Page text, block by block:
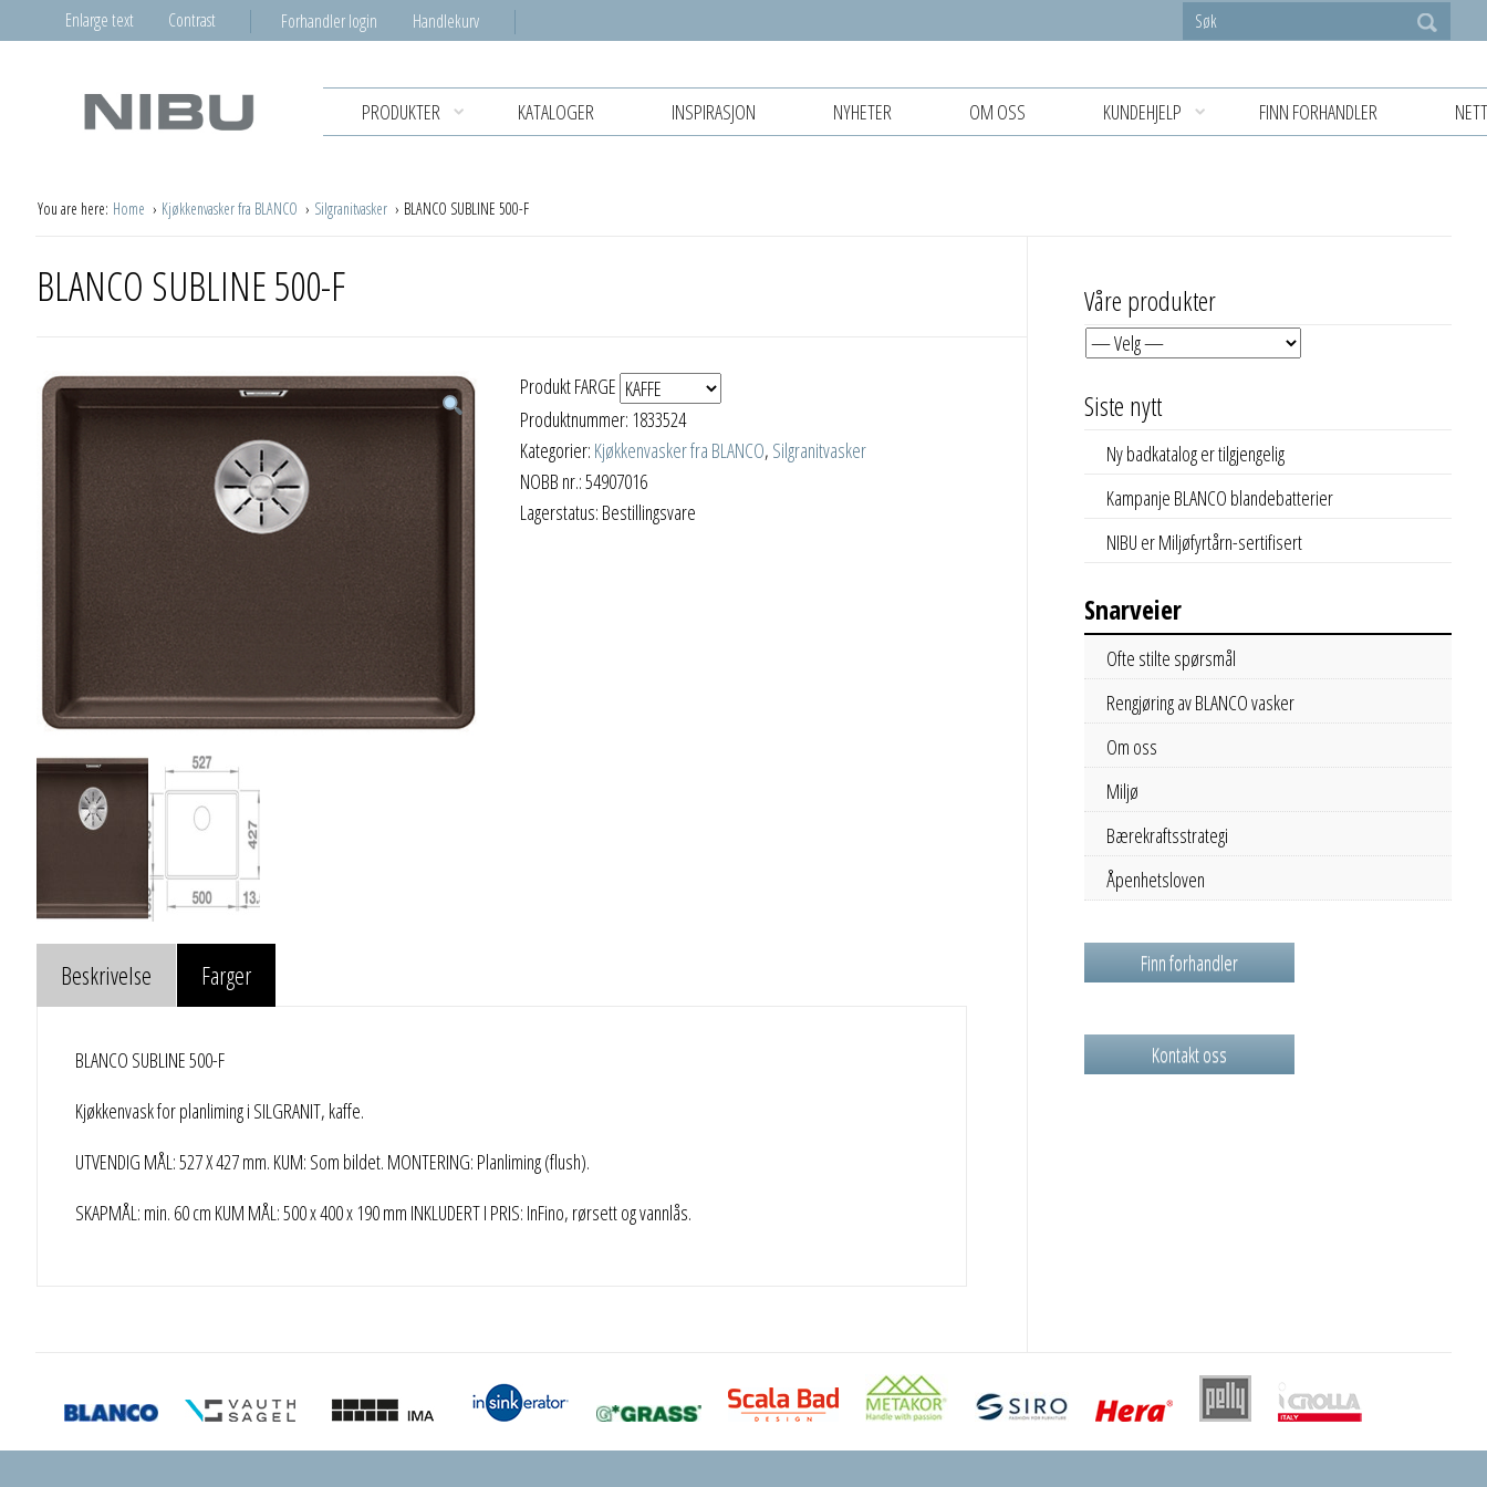
Enlarge text Contrast Forhandler login Handlekurv
PRODUKTER KATALOGER INSPIRASJON NYHETER OM OSS KUNDEHJELP FINN FORHANDLER
You are here: Home Kjøkkenvasker fra BLANCO Silgranitvasker BLANCO SUBLINE 500-F
BLANCO SUBLINE 500-F
Produkt FARGE
Produktnummer: 1833524
Kategorier: Kjøkkenvasker fra BLANCO, Silgranitvasker
NOBB nr.: 54907016
Lagerstatus: Bestillingsvare
Beskrivelse Farger
BLANCO SUBLINE 500-F
Kjøkkenvask for planliming i SILGRANIT, kaffe.
UTVENDIG MÅL: 527 X 427 mm. KUM: Som bildet. MONTERING: Planliming (flush).
SKAPMÅL: min. 60 cm KUM MÅL: 500 x 400 x 190 mm INKLUDERT I PRIS: InFino, rørsett og vannlås.
Våre produkter
Siste nytt
Ny badkatalog er tilgjengelig
Kampanje BLANCO blandebatterier
NIBU er Miljøfyrtårn-sertifisert
Snarveier
Ofte stilte spørsmål
Rengjøring av BLANCO vasker
Om oss
Miljø
Bærekraftsstrategi
Åpenhetsloven
Finn forhandler
Kontakt oss